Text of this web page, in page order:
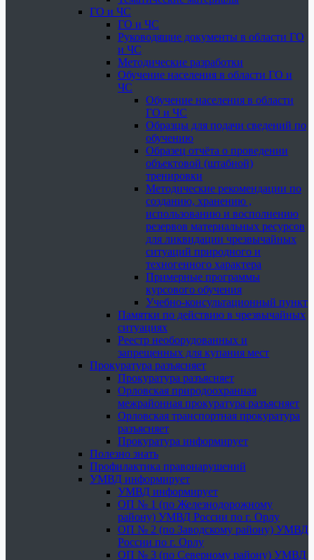
ГО и ЧС
ГО и ЧС
Руководящие документы в области ГО
и ЧС
Методические разработки
Обучение населения в области ГО и
ЧС
Обучение населения в области
ГО и ЧС
Образцы для подачи сведений по
обучению
Образец отчёта о проведении
объектовой (штабной)
тренировки
Методические рекомендации по
созданию, хранению ,
использованию и восполнению
резервов материальных ресурсов
для ликвидации чрезвычайных
ситуаций природного и
техногенного характера
Примерные программы
курсового обучения
Учебно-консультационный пункт
Памятки по действию в чрезвычайных
ситуациях
Реестр необорудованных и
запрещенных для купания мест
Прокуратура разъясняет
Прокуратура разъясняет
Орловская природоохранная
межрайонная прокуратура разъясняет
Орловская транспортная прокуратура
разъясняет
Прокуратура информирует
Полезно знать
Профилактика правонарушений
УМВД информирует
УМВД информирует
ОП № 1 (по Железнодорожному
району) УМВД России по г. Орлу
ОП № 2 (по Заводскому району) УМВД
России по г. Орлу
ОП № 3 (по Северному району) УМВД